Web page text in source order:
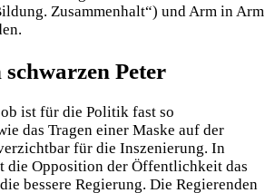
Zusammenhalt“) und Arm in Arm
Peter
ist für die Politik fast so
das Tragen einer Maske auf der
für die Inszenierung. In
die Opposition der Öffentlichkeit das
bessere Regierung. Die Regierenden